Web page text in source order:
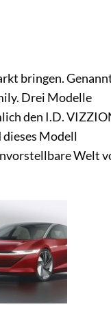
bringen.
Drei Modelle
den I.D.
Modell
Welt